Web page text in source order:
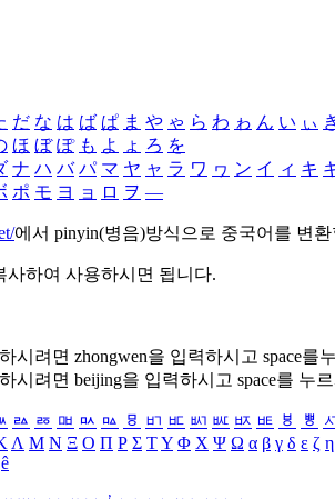
だ な は ば ぱ ま や ゃ ら わ ゎ ん い ぃ
ほ ぼ ぽ も よ ょ ろ を
ナ ハ バ パ マ ヤ ャ ラ ワ ヮ ン イ ィ キ
ポ モ ヨ ョ ロ ヲ ―
에서 pinyin(병음)방식으로 중국어를 변
사하여 사용하시면 됩니다.
시려면 zhongwen을 입력하시고 space를
시려면 beijing을 입력하시고 space를 누
ㅬ ㅭ ㅮ ㅯ ㅰ ㅱ ㅲ ㅳ ㅴ ㅵ ㅶ ㅷ ㅸ ㅹ
Λ Μ Ν Ξ Ο Π Ρ Σ ΤΥ Φ Χ Ψ Ω α β γ δ ε ζ η
ê